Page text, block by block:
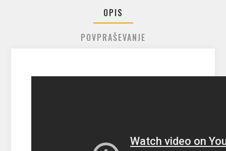
OPIS
POVPRAŠEVANJE